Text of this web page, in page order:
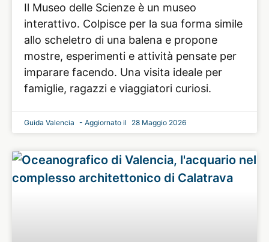
Il Museo delle Scienze è un museo
interattivo. Colpisce per la sua forma simile
allo scheletro di una balena e propone
mostre, esperimenti e attività pensate per
imparare facendo. Una visita ideale per
famiglie, ragazzi e viaggiatori curiosi.
Guida Valencia 28 Maggio 2026